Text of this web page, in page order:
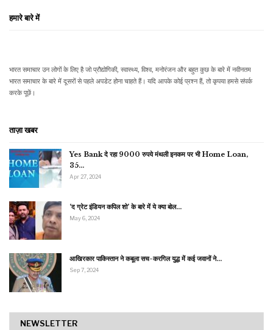
हमारे बारे में
भारत समाचार उन लोगों के लिए है जो प्रौद्योगिकी, स्वास्थ्य, विश्व, मनोरंजन और बहुत कुछ के बारे में नवीनतम
भारत समाचार के बारे में दूसरों से पहले अपडेट होना चाहते हैं। यदि आपके कोई प्रश्न हैं, तो कृपया हमसे संपर्क
करके पूछें।
ताज़ा खबर
Yes Bank दे रहा 9000 रुपये मंथली इनकम पर भी Home Loan,
35…
Apr 27, 2024
‘द ग्रेट इंडियन कपिल शो’ के बारे में ये क्या बोल…
May 6, 2024
आखिरकार पाकिस्तान ने कबूला सच-करगिल युद्ध में कई जवानों ने…
Sep 7, 2024
NEWSLETTER